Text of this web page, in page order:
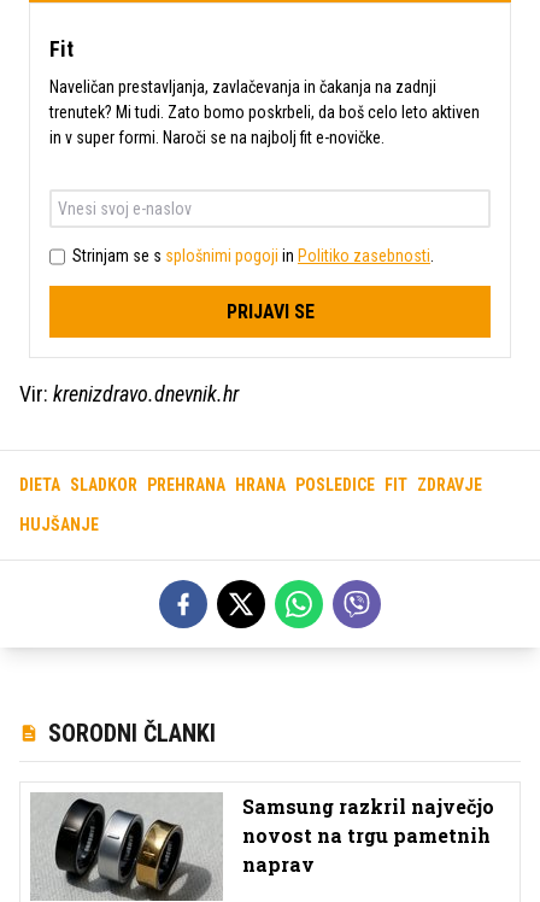
Fit
Naveličan prestavljanja, zavlačevanja in čakanja na zadnji
trenutek? Mi tudi. Zato bomo poskrbeli, da boš celo leto aktiven
in v super formi. Naroči se na najbolj fit e-novičke.
Strinjam se s splošnimi pogoji in Politiko zasebnosti
PRIJAVI SE
Vir: krenizdravo.dnevnik.hr
DIETA SLADKOR PREHRANA HRANA POSLEDICE FIT ZDRAVJE
HUJŠANJE
SORODNI ČLANKI
Samsung razkril največjo
novost na trgu pametnih
naprav